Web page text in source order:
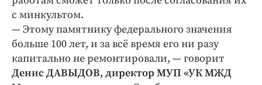
с минкультом.
— Этому памятнику федерального значения
больше 100 лет, и за всё время его ни разу
капитально не ремонтировали, — говорит
Денис ДАВЫДОВ, директор МУП «УК МЖД